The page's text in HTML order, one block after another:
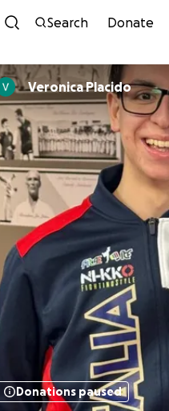
Search Donate
Veronica Placido
Donations paused